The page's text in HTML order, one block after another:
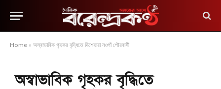
Home » অস্বাভাবিক গৃহকর বৃদ্ধিতে দিশেহারা নওগাঁ পৌরবাসী
অস্বাভাবিক গৃহকর বৃদ্ধিতে